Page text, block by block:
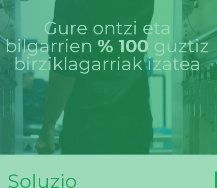
Gure ontzi eta
bilgarrien % 100 guztiz
birziklagarriak izatea
Soluzio